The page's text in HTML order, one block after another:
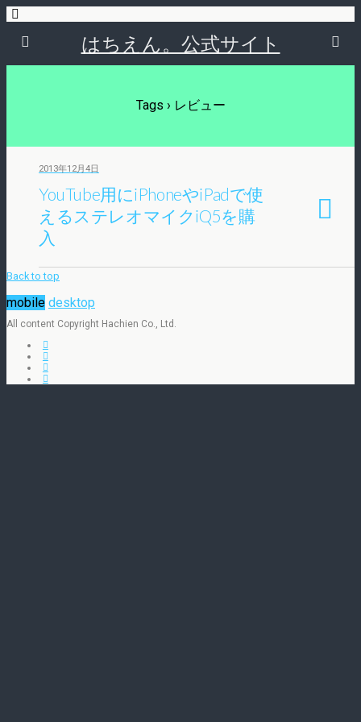
はちえん。公式サイト
Tags › レビュー
2013年12月4日
YouTube用にiPhoneやiPadで使
えるステレオマイクiQ5を購
入
Back to top
mobile desktop
All content Copyright Hachien Co., Ltd.